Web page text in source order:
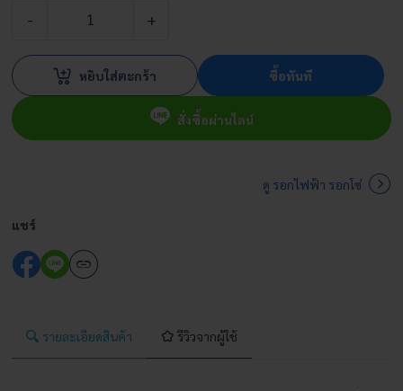
จำนวน
รอก
สลิง
ไฟฟ้า
กก.
สาย
20
หยิบใส่ตะกร้า ซื้อทันที
สั่งซื้อผ่านไลน์
ดู รอกไฟฟ้า รอกโซ่
แชร์
รายละเอียดสินค้า รีวิวจากผู้ใช้